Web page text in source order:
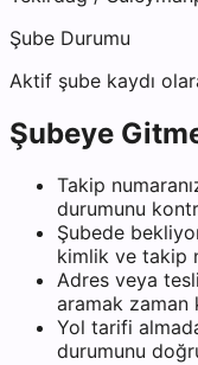
Şube Durumu
Aktif şube kaydı
Şubeye
Takip
durumunu
Şubede
kimlik ve takip
Adres veya
aramak zaman
Yol tarifi
durumunu